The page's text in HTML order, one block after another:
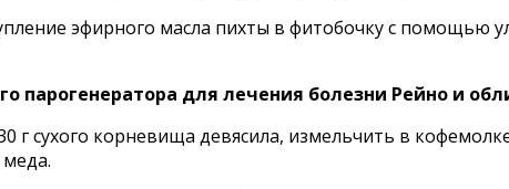
эфирного масла пихты в фитобочку с помощью
парогенератора для лечения болезни Рейно и
г сухого корневища девясила, измельчить в
меда.